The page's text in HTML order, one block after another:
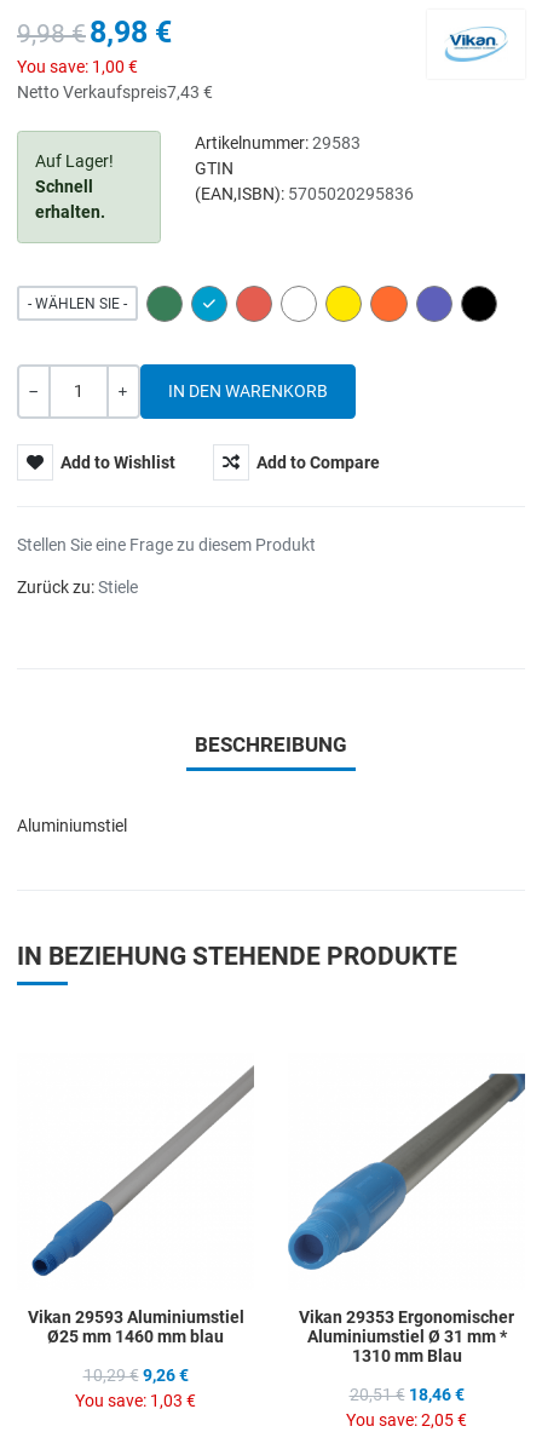
9,98 €8,98 €
You save: 1,00 €
Netto Verkaufspreis7,43 €
Auf Lager!
Schnell
erhalten.
Artikelnummer:29583
GTIN
(EAN,ISBN): 5705020295836
- WÄHLEN SIE - GREEN BLUE RED WHITE YELLOW ORANGE PURPLE BLACK
Add to Wishlist Add to Compare
Stellen Sie eine Frage zu diesem Produkt
Zurück zu:Stiele
BESCHREIBUNG
Aluminiumstiel
IN BEZIEHUNG STEHENDE PRODUKTE
Quick View
Vikan 29593 Aluminiumstiel
Ø25 mm 1460 mm blau
10,29 € 9,26 €
You save: 1,03 €
Vikan 29353 Ergonomischer
Aluminiumstiel Ø 31 mm *
1310 mm Blau
20,51 € 18,46 €
You save:2,05 €